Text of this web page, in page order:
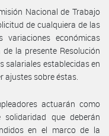
Nacional de Trabajo
de cualquiera de las
económicas
la presente Resolución
salariales establecidas en
ajustes sobre éstas.
actuarán como
que deberán
en el marco de la